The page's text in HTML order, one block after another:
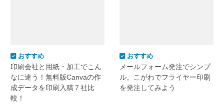
おすすめ
印刷会社と用紙・加工でこん
なに違う！無料版Canvaの作
成データを印刷入稿７社比
較！
おすすめ
メールフォーム発注でシンプ
ル。こがわでフライヤー印刷
を発注してみよう